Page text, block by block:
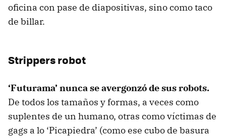
oficina con pase de diapositivas, sino como taco
de billar.
Strippers robot
‘Futurama’ nunca se avergonzó de sus robots.
De todos los tamaños y formas, a veces como
suplentes de un humano, otras como víctimas de
gags a lo ‘Picapiedra’ (como ese cubo de basura